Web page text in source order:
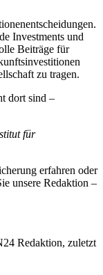
Investments und
Beiträge für
zu tragen.
dort sind –
für
erfahren oder
unsere Redaktion –
Redaktion, zuletzt